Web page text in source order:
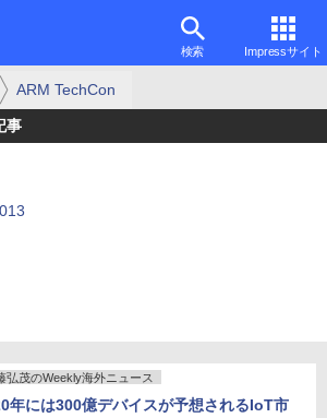
検索 Impressサイト
ARM TechCon
事
弘茂のWeekly海外ニュース
年には300億デバイスが予想されるIoT市